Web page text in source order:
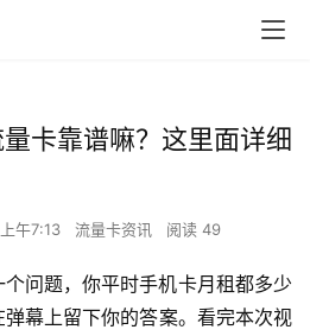
卡靠谱嘛？这里面详细
午7:13 流量卡资讯 阅读 49
问题，你平时手机卡月租都多少
幕上留下你的答案。看完本次视